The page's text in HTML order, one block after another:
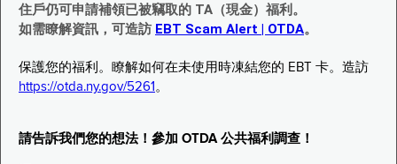
住戶仍可申請補領已被竊取的 TA（現金）福利。
如需瞭解資訊，可造訪 EBT Scam Alert | OTDA。
保護您的福利。瞭解如何在未使用時凍結您的 EBT 卡。造訪
https://otda.ny.gov/5261 。
請告訴我們您的想法！參加 OTDA 公共福利調查！